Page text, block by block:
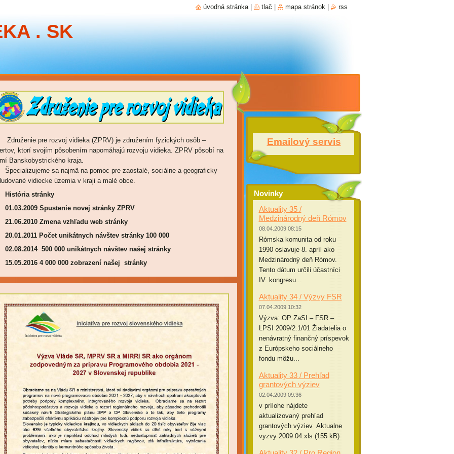
. SK
pre rozvoj vidieka (ZPRV) je združením fyzických osôb –
ktorí svojím pôsobením napomáhajú rozvoju vidieka. ZPRV pôsobí na
Banskobystrického kraja.
sa najmä na pomoc pre zaostalé, sociálne a geograficky
vidiecke územia v kraji a malé obce.
História stránky
Spustenie novej stránky ZPRV
21.06.2010 Zmena vzhľadu web stránky
Počet unikátnych návštev stránky 100 000
500 000 unikátnych návštev našej stránky
4 000 000 zobrazení našej stránky
Emailový servis
Novinky
Aktuality 35 /
Medzinárodný deň Rómov
08.04.2009 08:15
Rómska komunita od roku
1990 oslavuje 8. apríl ako
Medzinárodný deň Rómov.
Tento dátum určili účastníci
IV. kongresu...
Aktuality 34 / Výzvy FSR
07.04.2009 10:32
Výzva: OP ZaSI – FSR –
LPSI 2009/2.1/01 Žiadatelia o
nenávratný finančný príspevok
z Európskeho sociálneho
fondu môžu...
Aktuality 33 / Prehľad
grantových výziev
02.04.2009 09:36
v prílohe nájdete
aktualizovaný prehľad
grantových výziev Aktualne
vyzvy 2009 04.xls (155 kB)
úvodná stránka tlač mapa stránok rss